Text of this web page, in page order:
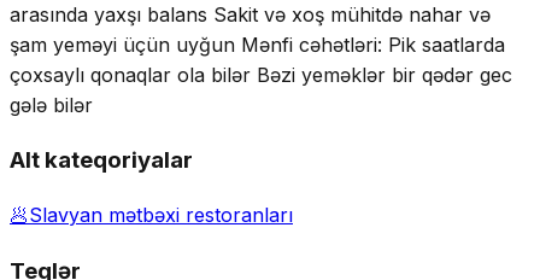
arasında yaxşı balans Sakit və xoş mühitdə nahar və
şam yeməyi üçün uyğun Mənfi cəhətləri: Pik saatlarda
çoxsaylı qonaqlar ola bilər Bəzi yeməklər bir qədər gec
gələ bilər
Alt kateqoriyalar
🥟Slavyan mətbəxi restoranları
Teqlər